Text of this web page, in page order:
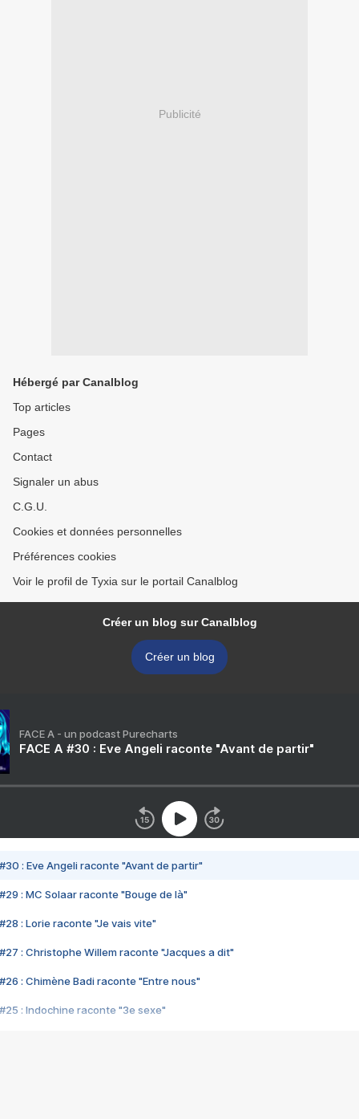
Publicité
Hébergé par Canalblog
Top articles
Pages
Contact
Signaler un abus
C.G.U.
Cookies et données personnelles
Préférences cookies
Voir le profil de Tyxia sur le portail Canalblog
Créer un blog sur Canalblog
Créer un blog
FACE A - un podcast Purecharts
FACE A #30 : Eve Angeli raconte "Avant de partir"
#30 : Eve Angeli raconte "Avant de partir"
#29 : MC Solaar raconte "Bouge de là"
#28 : Lorie raconte "Je vais vite"
#27 : Christophe Willem raconte "Jacques a dit"
#26 : Chimène Badi raconte "Entre nous"
#25 : Indochine raconte "3e sexe"